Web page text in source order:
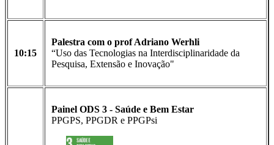
10:15
Palestra com o prof Adriano Werhli
“Uso das Tecnologias na Interdisciplinaridade da
Pesquisa, Extensão e Inovação"
Painel ODS 3 - Saúde e Bem Estar
PPGPS, PPGDR e PPGPsi